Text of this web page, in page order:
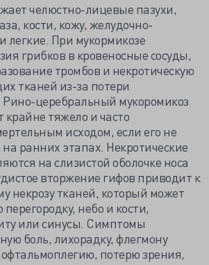
челюстно-лицевые пазухи,
кости, кожу, желудочно-
легкие. При мукормикозе
грибков в кровеносные сосуды,
тромбов и некротическую
тканей из-за потери
церебральный мукоромикоз
крайне тяжело и часто
исходом, если его не
ранних этапах. Некротические
на слизистой оболочке носа
вторжение гифов приводит к
некрозу тканей, который может
небо и кости,
или синусы. Симптомы
боль, лихорадку, флегмону
потерю зрения,